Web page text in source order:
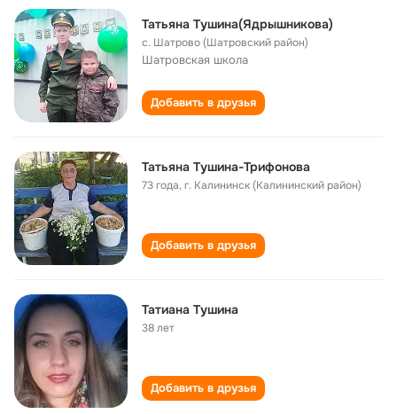
Татьяна Тушина(Ядрышникова)
с. Шатрово (Шатровский район)
Шатровская школа
Добавить в друзья
Татьяна Тушина-Трифонова
73 года,г. Калининск (Калининский район)
Добавить в друзья
Татиана Тушина
38 лет
Добавить в друзья